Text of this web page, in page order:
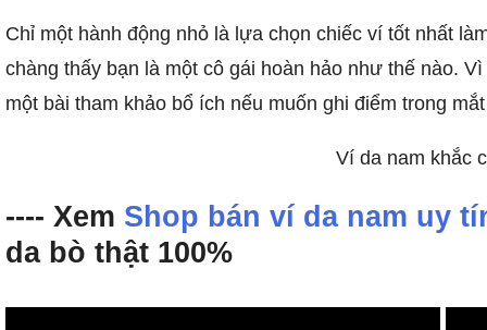
Chỉ một hành động nhỏ là lựa chọn chiếc ví tốt nhất
chàng thấy bạn là một cô gái hoàn hảo như thế nào.
một bài tham khảo bổ ích nếu muốn ghi điểm trong
Ví da nam khắc
---- Xem Shop bán ví da nam uy
da bò thật 100%